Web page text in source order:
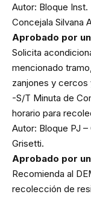
Autor: Bloque Inst.
Concejala Silvana
Aprobado por
Solicita
mencionado
zanjones y
-S/T Minuta de
horario para
Autor: Bloque PJ
Grisetti.
Aprobado por
Recomienda al
recolección de